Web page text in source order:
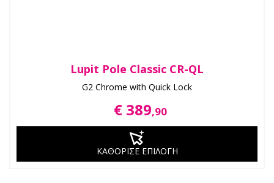
Lupit Pole Classic CR-QL
G2 Chrome with Quick Lock
€ 389,90
ΚΑΘΟΡΙΣΕ ΕΠΙΛΟΓΗ